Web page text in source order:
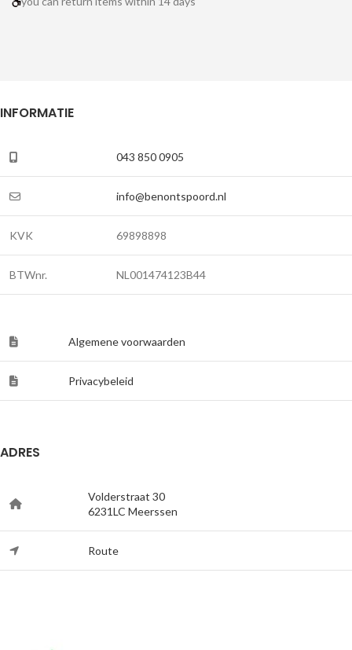
INFORMATIE
043 850 0905
info@benontspoord.nl
KVK 69898898
BTWnr. NL001474123B44
Algemene voorwaarden
Privacybeleid
ADRES
Volderstraat 30
6231LC Meerssen
Route